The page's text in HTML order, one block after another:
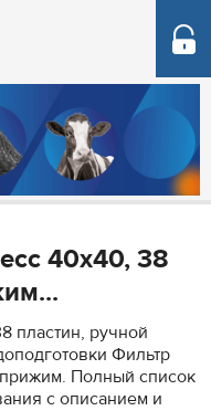
40х40, 38
пластин, ручной
Фильтр
Полный список
с описанием и